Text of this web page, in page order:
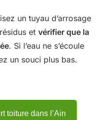
un tuyau d’arrosage
et vérifier que la
. Si l’eau ne s’écoule
un souci plus bas.
toiture dans l’Ain